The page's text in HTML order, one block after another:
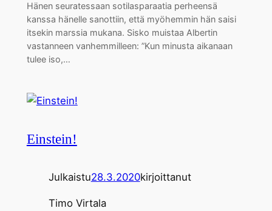
Hänen seuratessaan sotilasparaatia perheensä
kanssa hänelle sanottiin, että myöhemmin hän saisi
itsekin marssia mukana. Sisko muistaa Albertin
vastanneen vanhemmilleen: ”Kun minusta aikanaan
tulee iso,…
Einstein!
Julkaistu28.3.2020kirjoittanut
Timo Virtala